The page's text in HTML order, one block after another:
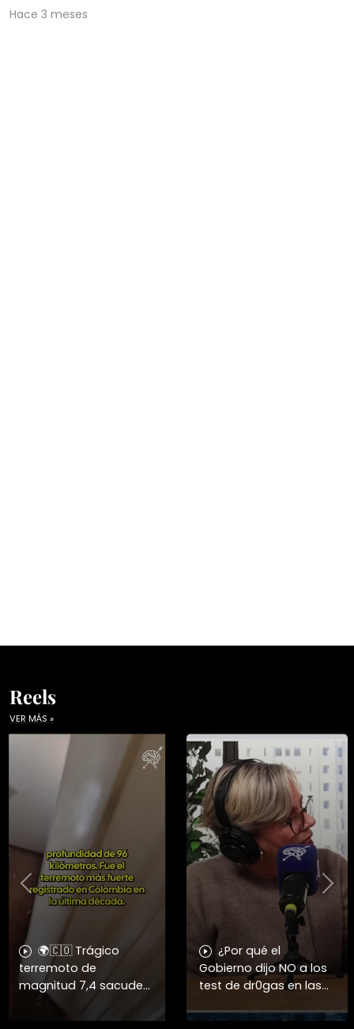
Hace 3 meses
Reels
VER MÁS »
🌍🇨🇴 Trágico
terremoto de
magnitud 7,4 sacude
el oeste de Colombia y
deja más de 50
¿Por qué el
Gobierno dijo NO a los
test de dr0gas en las
La diputada Lorena
Previous